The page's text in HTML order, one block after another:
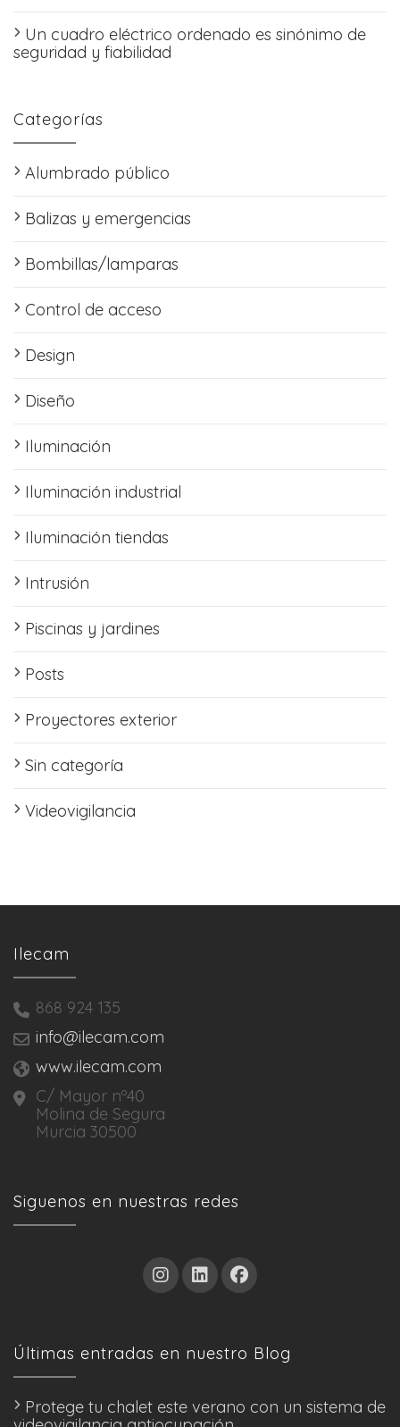
Un cuadro eléctrico ordenado es sinónimo de
seguridad y fiabilidad
Categorías
Alumbrado público
Balizas y emergencias
Bombillas/lamparas
Control de acceso
Design
Diseño
Iluminación
Iluminación industrial
Iluminación tiendas
Intrusión
Piscinas y jardines
Posts
Proyectores exterior
Sin categoría
Videovigilancia
Ilecam
868 924 135
info@ilecam.com
www.ilecam.com
C/ Mayor nº40
Molina de Segura
Murcia 30500
Siguenos en nuestras redes
Últimas entradas en nuestro Blog
Protege tu chalet este verano con un sistema de